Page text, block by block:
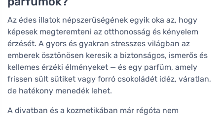
Az édes illatok népszerűségének egyik oka az, hogy
képesek megteremteni az otthonosság és kényelem
érzését. A gyors és gyakran stresszes világban az
emberek ösztönösen keresik a biztonságos, ismerős és
kellemes érzéki élményeket — és egy parfüm, amely
frissen sült sütiket vagy forró csokoládét idéz, váratlan,
de hatékony menedék lehet.
A divatban és a kozmetikában már régóta nem